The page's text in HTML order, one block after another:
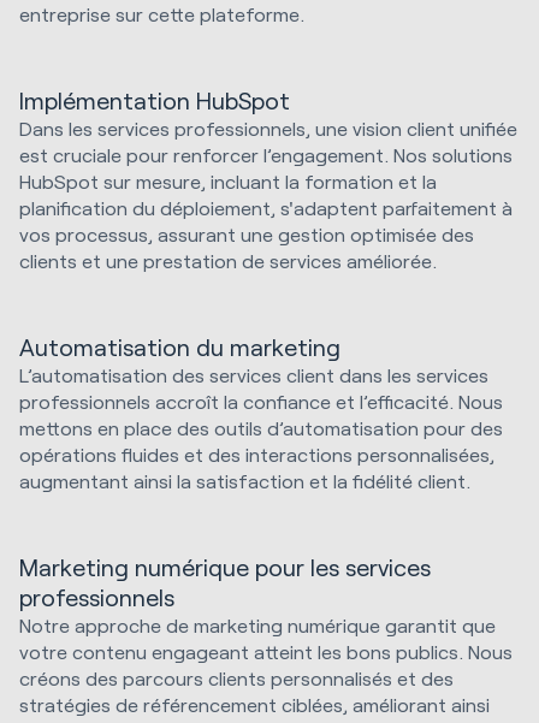
entreprise sur cette plateforme.
Implémentation HubSpot
Dans les services professionnels, une vision client unifiée
est cruciale pour renforcer l’engagement. Nos solutions
HubSpot sur mesure, incluant la formation et la
planification du déploiement, s'adaptent parfaitement à
vos processus, assurant une gestion optimisée des
clients et une prestation de services améliorée.
Automatisation du marketing
L’automatisation des services client dans les services
professionnels accroît la confiance et l’efficacité. Nous
mettons en place des outils d’automatisation pour des
opérations fluides et des interactions personnalisées,
augmentant ainsi la satisfaction et la fidélité client.
Marketing numérique pour les services
professionnels
Notre approche de marketing numérique garantit que
votre contenu engageant atteint les bons publics. Nous
créons des parcours clients personnalisés et des
stratégies de référencement ciblées, améliorant ainsi